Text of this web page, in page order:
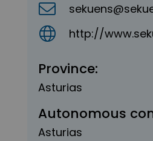
http://
Province:
Asturias
Autonomous
Asturias